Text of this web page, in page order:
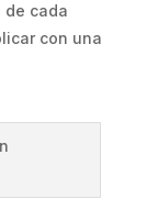
cada
con una